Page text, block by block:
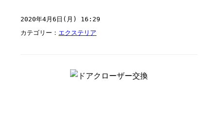
2020年4月6日(月) 16:29
カテゴリー： エクステリア